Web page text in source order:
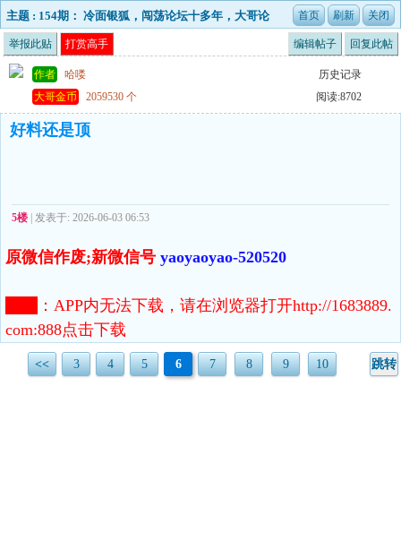
主题 : 154期： 冷面银狐，闯荡论坛十多年，大哥论
坛够义气，够诚意！
举报此贴 打赏高手 编辑帖子 回复此帖
作者 哈喽
历史记录
大哥金币
2059530 个 阅读:8702
好料还是顶
5楼 | 发表于: 2026-06-03 06:53
原微信作废;新微信号 yaoyaoyao-520520
： APP内无法下载，请在浏览器打开http://1683889.
com:888点击下载
<< 3 4 5 6 7 8 9 10 跳转